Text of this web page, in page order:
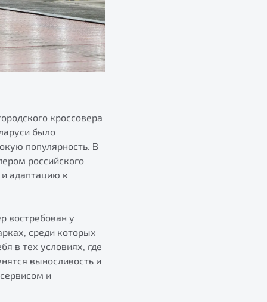
кроссовера
было
популярность. В
российского
адаптацию к
востребован у
среди которых
в тех условиях, где
выносливость и
и